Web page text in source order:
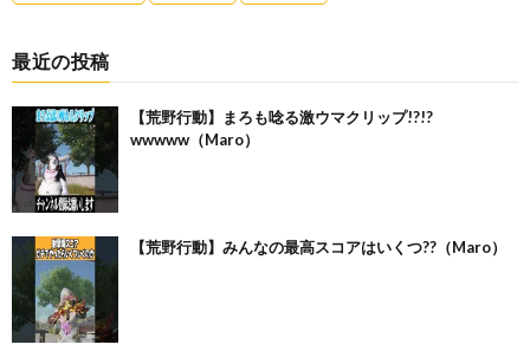
最近の投稿
【荒野行動】まろも唸る激ウマクリップ!?!?
wwwww（Maro）
【荒野行動】みんなの最高スコアはいくつ??（Maro）